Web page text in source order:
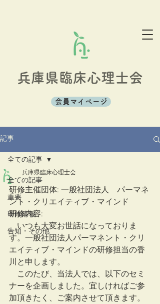
兵庫県臨床心理士会
会員マイページ
記事
全ての記事
重要
研修情報
告知・その他
全ての記事
兵庫県臨床心理士会
研修主催団体: 一般社団法人　パーマネ
ント・クリエイティブ・マインド
研修内容:
いつも大変お世話になっておりま
す。一般社団法人パーマネント・クリ
エイティブ・マインドの研修担当の香
川と申します。
このたび、当法人では、以下のセミ
ナーを企画しました。宜しければご参
加頂きたく、ご案内させて頂きます。